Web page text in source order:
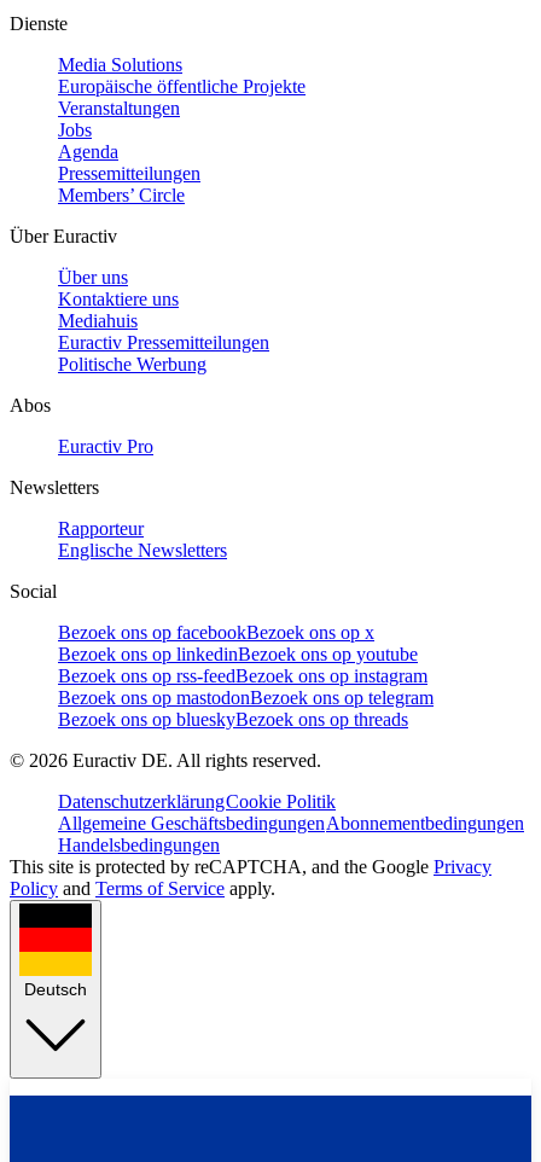
Dienste
Media Solutions
Europäische öffentliche Projekte
Veranstaltungen
Jobs
Agenda
Pressemitteilungen
Members’ Circle
Über Euractiv
Über uns
Kontaktiere uns
Mediahuis
Euractiv Pressemitteilungen
Politische Werbung
Abos
Euractiv Pro
Newsletters
Rapporteur
Englische Newsletters
Social
Bezoek ons op facebookBezoek ons op x
Bezoek ons op linkedinBezoek ons op youtube
Bezoek ons op rss-feedBezoek ons op instagram
Bezoek ons op mastodonBezoek ons op telegram
Bezoek ons op blueskyBezoek ons op threads
© 2026 Euractiv DE. All rights reserved.
DatenschutzerklärungCookie Politik
Allgemeine GeschäftsbedingungenAbonnementbedingungen
Handelsbedingungen
This site is protected by reCAPTCHA, and the Google Privacy
Policy and Terms of Service apply.
Deutsch